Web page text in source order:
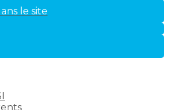
le site